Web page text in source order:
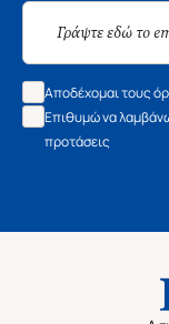
Αποδέχομαι τους
Επιθυμώ να
προτάσεις